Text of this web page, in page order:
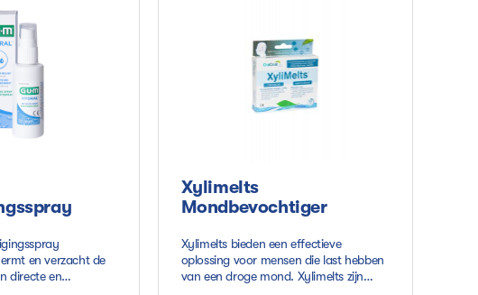
en verzacht de
directe en
Xylimelts
Mondbevochtiger
Xylimelts bieden een effectieve
oplossing voor mensen die last hebben
van een droge mond. Xylimelts zijn